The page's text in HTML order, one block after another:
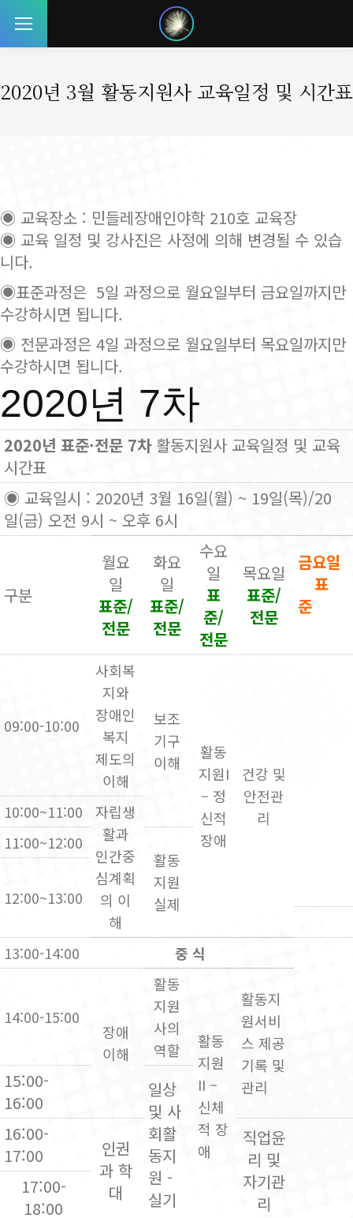
2020년 3월 활동지원사 교육일정 및 시간표
◉ 교육장소 : 민들레장애인야학 210호 교육장
◉ 교육 일정 및 강사진은 사정에 의해 변경될 수 있습
니다.
◉표준과정은 5일 과정으로 월요일부터 금요일까지만
수강하시면 됩니다.
◉ 전문과정은 4일 과정으로 월요일부터 목요일까지만
수강하시면 됩니다.
2020년 7차
2020년 표준·전문 7차 활동지원사 교육일정 및 교육
시간표
◉ 교육일시 : 2020년 3월 16일(월) ~ 19일(목)/20
일(금) 오전 9시 ~ 오후 6시
구분
월요
일
표준/
전문
화요
일
표준/
전문
수요
일
표
준/
전문
목요일
표준/
전문
금요일
표
준
09:00-10:00
사회복
지와
장애인
복지
제도의
이해
보조
기구
이해
활동
지원I
– 정
신적
장애
건강 및
안전관
리
10:00~11:00
자립생
활과
인간중
심계획
의 이
해
11:00~12:00
활동
지원
실제
12:00~13:00
13:00-14:00 중 식
14:00-15:00
장애
이해
활동
지원
사의
역할
활동
지원
II –
신체
적 장
애
활동지
원서비
스 제공
기록 및
관리
15:00-
16:00
일상
및 사
회활
동지
원 -
실기
16:00-
17:00
인권
과 학
대
직업윤
리 및
자기관
리
17:00-
18:00